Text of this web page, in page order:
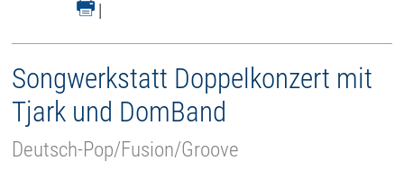
|
Songwerkstatt Doppelkonzert mit
Tjark und DomBand
Deutsch-Pop/Fusion/Groove